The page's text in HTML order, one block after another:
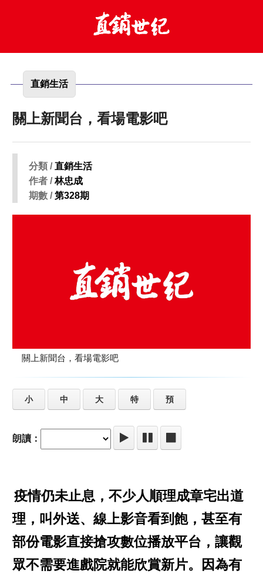
直銷生活
關上新聞台，看場電影吧
分類 /直銷生活
作者 /林忠成
期數 /第328期
關上新聞台，看場電影吧
小 中 大 特 預
朗讀：
疫情仍未止息，不少人順理成章宅出道
理，叫外送、線上影音看到飽，甚至有
部份電影直接搶攻數位播放平台，讓觀
眾不需要進戲院就能欣賞新片。因為有